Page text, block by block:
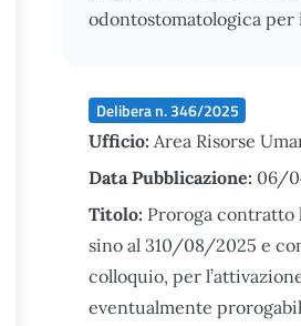
odontostomatologica per
Delibera n. 346/2025
Ufficio: Area Risorse
Data Pubblicazione: 06/
Titolo: Proroga contratto
sino al 310/08/2025 e
colloquio, per
eventualmente